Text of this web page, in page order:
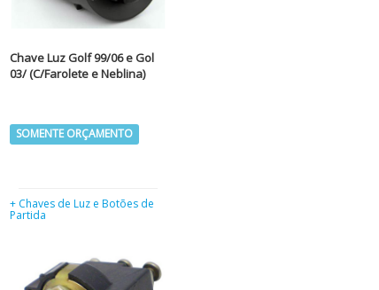
Chave Luz Golf 99/06 e Gol
03/ (C/Farolete e Neblina)
SOMENTE ORÇAMENTO
+ Chaves de Luz e Botões de
Partida